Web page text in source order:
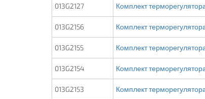
013G2127 Комплект
013G2156 Комплект
013G2155 Комплект
013G2154 Комплект
013G2153 Комплект